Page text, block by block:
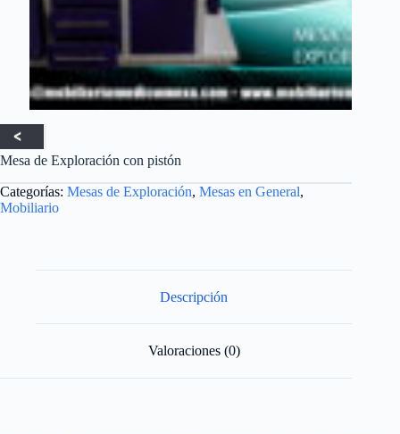
Mesa de Exploración con pistón
Categorías: Mesas de Exploración, Mesas en General,
Mobiliario
Descripción
Valoraciones (0)